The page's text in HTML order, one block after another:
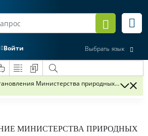
Войти Выбрать язык
Министерства природных ресурсов
МИНИСТЕРСТВА ПРИРОДНЫХ